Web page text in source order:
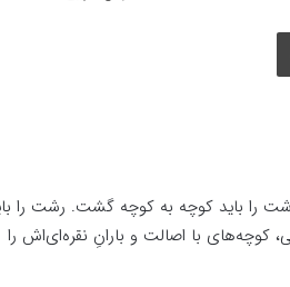
چاپ
را باید کوچه به کوچه گشت. رشت را
کوچه‌های با اصالت و بارانِ نقره‌ای‌اش را